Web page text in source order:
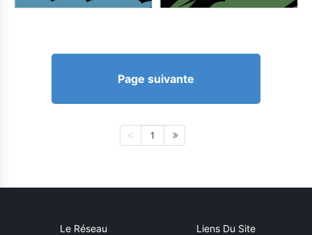
Page suivante
1
Le Réseau Liens Du Site